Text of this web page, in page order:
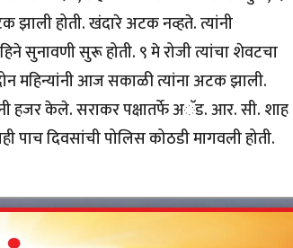
झाली होती. खंदारे अटक नव्हते. त्यांनी
सुनावणी सुरू होती. ९ मे रोजी त्यांचा शेवटचा
महिन्यांनी आज सकाळी त्यांना अटक झाली.
हजर केले. सराकर पक्षातर्फे अॅड. आर. सी. शाह
पाच दिवसांची पोलिस कोठडी मागवली होती.